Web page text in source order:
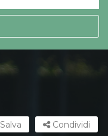
Condividi
Salva